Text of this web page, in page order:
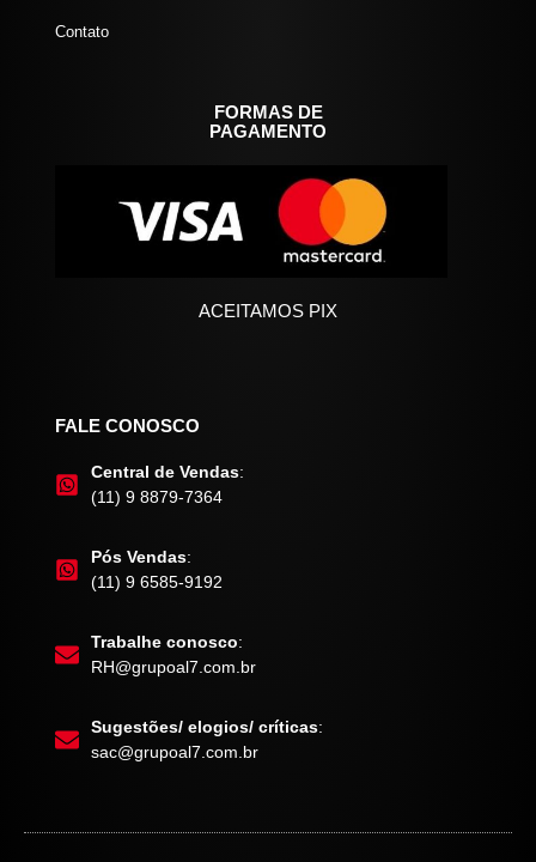
Contato
FORMAS DE
PAGAMENTO
ACEITAMOS PIX
FALE CONOSCO
Central de Vendas:
(11) 9 8879-7364
Pós Vendas:
(11) 9 6585-9192
Trabalhe conosco:
RH@grupoal7.com.br
Sugestões/ elogios/ críticas:
sac@grupoal7.com.br